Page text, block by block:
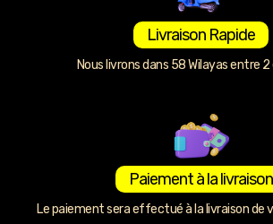
Livraison Rapide
Nous livrons dans 58 Wilayas entre
Paiement à la livraison
Le paiement sera effectué à la livraison de